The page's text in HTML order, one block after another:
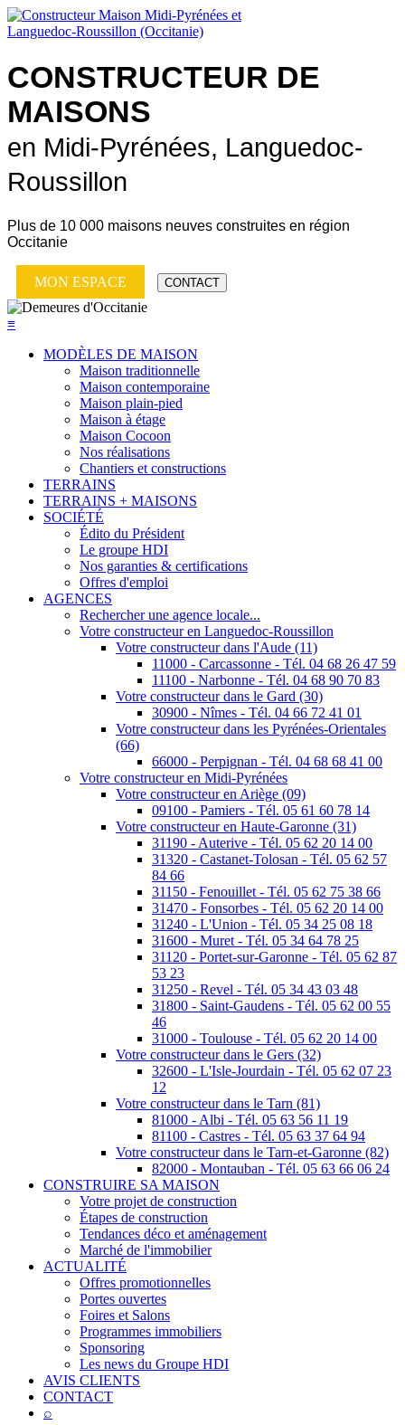
CONSTRUCTEUR DE
MAISONS
en Midi-Pyrénées, Languedoc-
Roussillon
Plus de 10 000 maisons neuves construites en région
Occitanie
MON ESPACE CONTACT
≡
MODÈLES DE MAISON
Maison traditionnelle
Maison contemporaine
Maison plain-pied
Maison à étage
Maison Cocoon
Nos réalisations
Chantiers et constructions
TERRAINS
TERRAINS + MAISONS
SOCIÉTÉ
Édito du Président
Le groupe HDI
Nos garanties & certifications
Offres d'emploi
AGENCES
Rechercher une agence locale...
Votre constructeur en Languedoc-Roussillon
Votre constructeur dans l'Aude (11)
11000 - Carcassonne - Tél. 04 68 26 47 59
11100 - Narbonne - Tél. 04 68 90 70 83
Votre constructeur dans le Gard (30)
30900 - Nîmes - Tél. 04 66 72 41 01
Votre constructeur dans les Pyrénées-Orientales
(66)
66000 - Perpignan - Tél. 04 68 68 41 00
Votre constructeur en Midi-Pyrénées
Votre constructeur en Ariège (09)
09100 - Pamiers - Tél. 05 61 60 78 14
Votre constructeur en Haute-Garonne (31)
31190 - Auterive - Tél. 05 62 20 14 00
31320 - Castanet-Tolosan - Tél. 05 62 57
84 66
31150 - Fenouillet - Tél. 05 62 75 38 66
31470 - Fonsorbes - Tél. 05 62 20 14 00
31240 - L'Union - Tél. 05 34 25 08 18
31600 - Muret - Tél. 05 34 64 78 25
31120 - Portet-sur-Garonne - Tél. 05 62 87
53 23
31250 - Revel - Tél. 05 34 43 03 48
31800 - Saint-Gaudens - Tél. 05 62 00 55
46
31000 - Toulouse - Tél. 05 62 20 14 00
Votre constructeur dans le Gers (32)
32600 - L'Isle-Jourdain - Tél. 05 62 07 23
12
Votre constructeur dans le Tarn (81)
81000 - Albi - Tél. 05 63 56 11 19
81100 - Castres - Tél. 05 63 37 64 94
Votre constructeur dans le Tarn-et-Garonne (82)
82000 - Montauban - Tél. 05 63 66 06 24
CONSTRUIRE SA MAISON
Votre projet de construction
Étapes de construction
Tendances déco et aménagement
Marché de l'immobilier
ACTUALITÉ
Offres promotionnelles
Portes ouvertes
Foires et Salons
Programmes immobiliers
Sponsoring
Les news du Groupe HDI
AVIS CLIENTS
CONTACT
⌕